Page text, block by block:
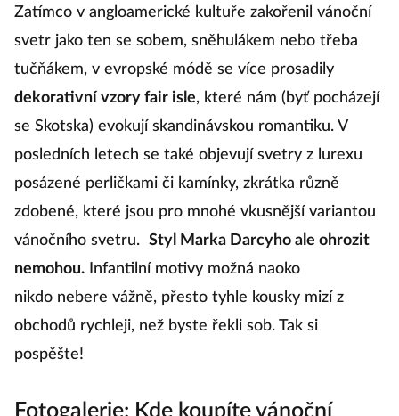
Zatímco v angloamerické kultuře zakořenil vánoční
svetr jako ten se sobem, sněhulákem nebo třeba
tučňákem, v evropské módě se více prosadily
dekorativní vzory fair isle, které nám (byť pocházejí
se Skotska) evokují skandinávskou romantiku. V
posledních letech se také objevují svetry z lurexu
posázené perličkami či kamínky, zkrátka různě
zdobené, které jsou pro mnohé vkusnější variantou
vánočního svetru. Styl Marka Darcyho ale ohrozit
nemohou. Infantilní motivy možná naoko
nikdo nebere vážně, přesto tyhle kousky mizí z
obchodů rychleji, než byste řekli sob. Tak si
pospěšte!
Fotogalerie: Kde koupíte vánoční